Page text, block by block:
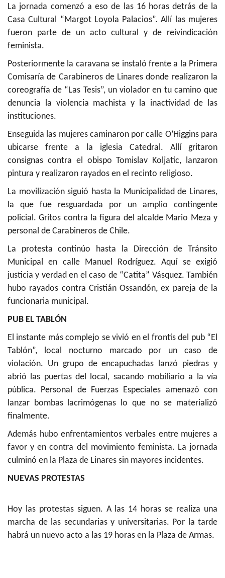
La jornada comenzó a eso de las 16 horas detrás de la
Casa Cultural “Margot Loyola Palacios”. Allí las mujeres
fueron parte de un acto cultural y de reivindicación
feminista.
Posteriormente la caravana se instaló frente a la Primera
Comisaría de Carabineros de Linares donde realizaron la
coreografía de “Las Tesis”, un violador en tu camino que
denuncia la violencia machista y la inactividad de las
instituciones.
Enseguida las mujeres caminaron por calle O’Higgins para
ubicarse frente a la iglesia Catedral. Allí gritaron
consignas contra el obispo Tomislav Koljatic, lanzaron
pintura y realizaron rayados en el recinto religioso.
La movilización siguió hasta la Municipalidad de Linares,
la que fue resguardada por un amplio contingente
policial. Gritos contra la figura del alcalde Mario Meza y
personal de Carabineros de Chile.
La protesta continúo hasta la Dirección de Tránsito
Municipal en calle Manuel Rodríguez. Aquí se exigió
justicia y verdad en el caso de “Catita” Vásquez. También
hubo rayados contra Cristián Ossandón, ex pareja de la
funcionaria municipal.
PUB EL TABLÓN
El instante más complejo se vivió en el frontis del pub “El
Tablón”, local nocturno marcado por un caso de
violación. Un grupo de encapuchadas lanzó piedras y
abrió las puertas del local, sacando mobiliario a la vía
pública. Personal de Fuerzas Especiales amenazó con
lanzar bombas lacrimógenas lo que no se materializó
finalmente.
Además hubo enfrentamientos verbales entre mujeres a
favor y en contra del movimiento feminista. La jornada
culminó en la Plaza de Linares sin mayores incidentes.
NUEVAS PROTESTAS
Hoy las protestas siguen. A las 14 horas se realiza una
marcha de las secundarias y universitarias. Por la tarde
habrá un nuevo acto a las 19 horas en la Plaza de Armas.